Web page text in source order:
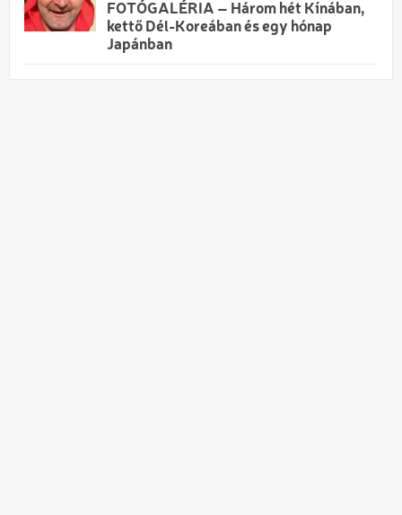
FOTÓGALÉRIA – Három hét Kínában,
kettő Dél-Koreában és egy hónap
Japánban